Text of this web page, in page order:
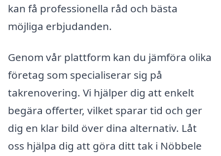
kan få professionella råd och bästa
möjliga erbjudanden.
Genom vår plattform kan du jämföra olika
företag som specialiserar sig på
takrenovering. Vi hjälper dig att enkelt
begära offerter, vilket sparar tid och ger
dig en klar bild över dina alternativ. Låt
oss hjälpa dig att göra ditt tak i Nöbbele